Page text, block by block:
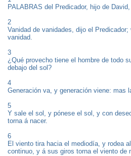
PALABRAS del Predicador, hijo de
2
Vanidad de vanidades, dijo el
vanidad.
3
¿Qué provecho tiene el hombre de todo
debajo del sol?
4
Generación va, y generación viene: mas
5
Y sale el sol, y pónese el sol, y con
torna á nacer.
6
El viento tira hacia el mediodía, y rodea
continuo, y á sus giros torna el viento de